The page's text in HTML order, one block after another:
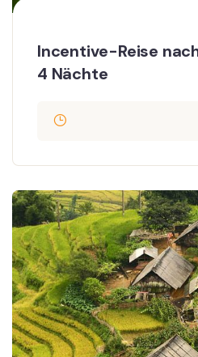
Incentive-Reise
4 Nächte